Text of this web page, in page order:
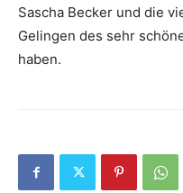
Sascha Becker und die
Gelingen des sehr
haben.